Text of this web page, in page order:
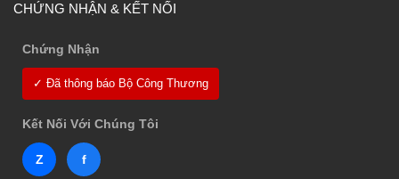
CHỨNG NHẬN & KẾT NỐI
Chứng Nhận
✓ Đã thông báo Bộ Công Thương
Kết Nối Với Chúng Tôi
Z f